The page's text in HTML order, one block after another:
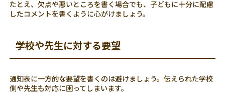
たとえ、欠点や悪いところを書く場合でも、子どもに十分に配慮
したコメントを書くように心がけましょう。
学校や先生に対する要望
通知表に一方的な要望を書くのは避けましょう。伝えられた学校
側や先生も対応に困ってしまいます。